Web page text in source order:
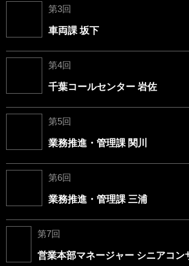
第3回
車両課 坂下
第4回
千葉コールセンター 岩佐
第5回
業務推進・管理課 関川
第6回
業務推進・管理課 三浦
第7回
営業本部マネージャー シニアコン